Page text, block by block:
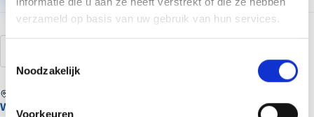
verzameld op basis van uw gebruik van hun services.
Noodzakelijk
Voorkeuren
Website laten maken in Assen